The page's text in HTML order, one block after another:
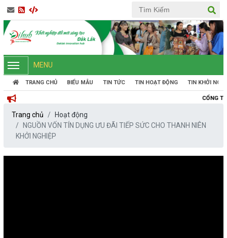
MENU
TRANG CHỦ BIỂU MẪU TIN TỨC TIN HOẠT ĐỘNG TIN KHỞI
CỔNG THÔNG TIN
Trang chủ
Hoạt động
NGUỒN VỐN TÍN DỤNG ƯU ĐÃI TIẾP SỨC CHO THANH NIÊN
KHỞI NGHIỆP